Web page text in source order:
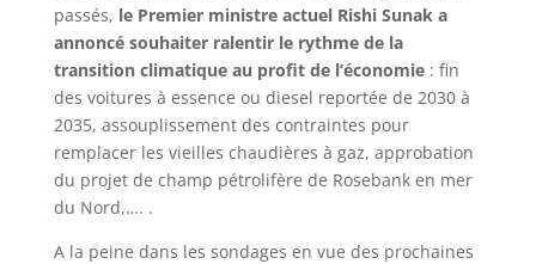
passés, le Premier ministre actuel Rishi Sunak a
annoncé souhaiter ralentir le rythme de la
transition climatique au profit de l’économie: fin
des voitures à essence ou diesel reportée de 2030 à
2035, assouplissement des contraintes pour
remplacer les vieilles chaudières à gaz, approbation
du projet de champ pétrolifère de Rosebank en mer
du Nord,…. .
A la peine dans les sondages en vue des prochaines